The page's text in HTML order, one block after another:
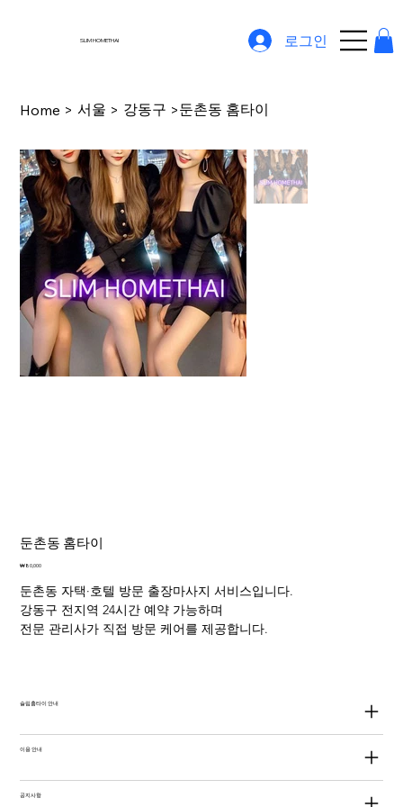
SLIM HOMETHAI 로그인
Home > 서울 > 강동구 >둔촌동 홈타이
둔촌동 홈타이
가
₩80,000
둔촌동 자택·호텔 방문 출장마사지 서비스입니다.
강동구 전지역 24시간 예약 가능하며
전문 관리사가 직접 방문 케어를 제공합니다.
슬림홈타이 안내
이용 안내
공지사항